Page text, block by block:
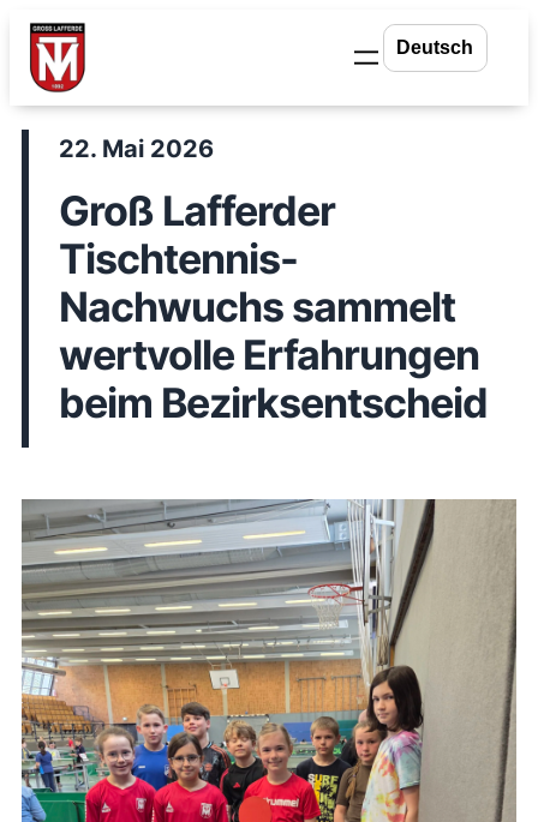
Zum
Inhalt
springen
22. Mai 2026
Groß Lafferder
Tischtennis-
Nachwuchs sammelt
wertvolle Erfahrungen
beim Bezirksentscheid